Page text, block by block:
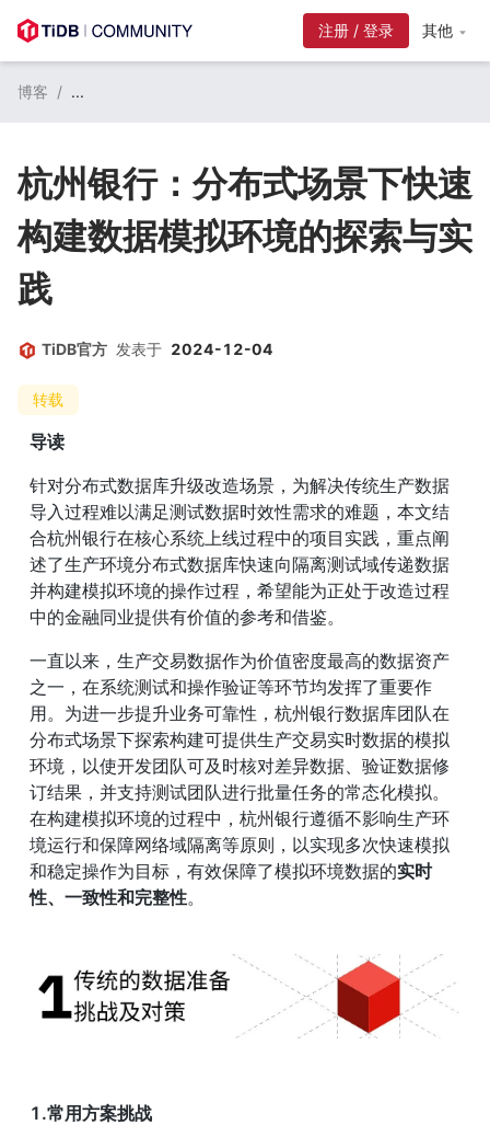
注册 / 登录 其他
博客 / ...
杭州银行：分布式场景下快速
构建数据模拟环境的探索与实
践
TiDB官方 发表于 2024-12-04
转载
导读
针对分布式数据库升级改造场景，为解决传统生产数据
导入过程难以满足测试数据时效性需求的难题，本文结
合杭州银行在核心系统上线过程中的项目实践，重点阐
述了生产环境分布式数据库快速向隔离测试域传递数据
并构建模拟环境的操作过程，希望能为正处于改造过程
中的金融同业提供有价值的参考和借鉴。
一直以来，生产交易数据作为价值密度最高的数据资产
之一，在系统测试和操作验证等环节均发挥了重要作
用。为进一步提升业务可靠性，杭州银行数据库团队在
分布式场景下探索构建可提供生产交易实时数据的模拟
环境，以使开发团队可及时核对差异数据、验证数据修
订结果，并支持测试团队进行批量任务的常态化模拟。
在构建模拟环境的过程中，杭州银行遵循不影响生产环
境运行和保障网络域隔离等原则，以实现多次快速模拟
和稳定操作为目标，有效保障了模拟环境数据的实时
性、一致性和完整性。
1.常用方案挑战